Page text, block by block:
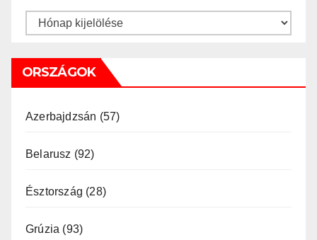
Archívum
ORSZÁGOK
Azerbajdzsán (57)
Belarusz (92)
Észtország (28)
Grúzia (93)